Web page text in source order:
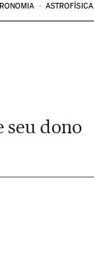
ASTROFÍSICA
seu dono